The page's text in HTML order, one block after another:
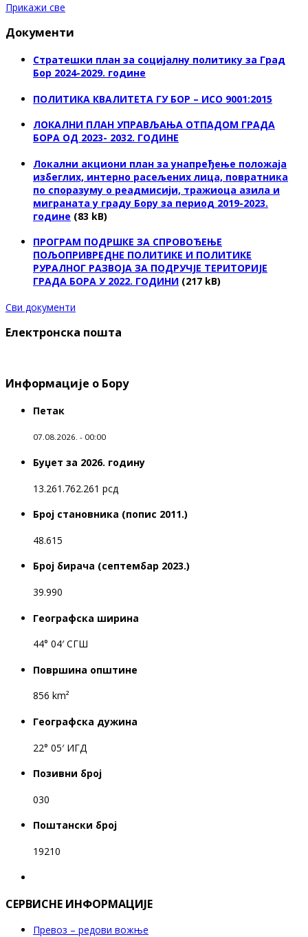
Прикажи све
Документи
Стратешки план за социјалну политику за Град
Бор 2024-2029. године
ПОЛИТИКА КВАЛИТЕТА ГУ БОР – ИСО 9001:2015
ЛОКАЛНИ ПЛАН УПРАВЉАЊА ОТПАДОМ ГРАДА
БОРА ОД 2023- 2032. ГОДИНЕ
Локални акциони план за унапређење положаја
избеглих, интерно расељених лица, повратника
по споразуму о реадмисији, тражиоца азила и
миграната у граду Бору за период 2019-2023.
године (83 kB)
ПРОГРАМ ПОДРШКЕ ЗА СПРОВОЂЕЊЕ
ПОЉОПРИВРЕДНЕ ПОЛИТИКЕ И ПОЛИТИКЕ
РУРАЛНОГ РАЗВОЈА ЗА ПОДРУЧЈЕ ТЕРИТОРИЈЕ
ГРАДА БОРА У 2022. ГОДИНИ (217 kB)
Сви документи
Електронска пошта
Информације о Бору
Петак
07.08.2026. - 00:00
Буџет за 2026. годину
13.261.762.261 рсд
Број становника (попис 2011.)
48.615
Број бирача (септембар 2023.)
39.990
Географска ширина
44° 04′ СГШ
Површина општине
856 km²
Географска дужина
22° 05′ ИГД
Позивни број
030
Поштански број
19210
СЕРВИСНЕ ИНФОРМАЦИЈЕ
Превоз – редови вожње